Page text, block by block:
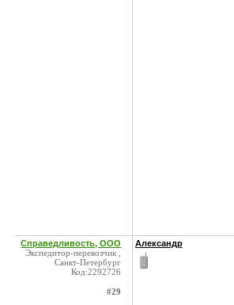
Справедливость, ООО
Экспедитор-перевозчик ,
Санкт-Петербург
Код:2292726
#29
Александр